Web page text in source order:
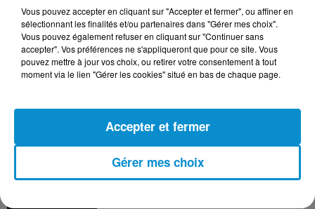
[La Matinale] Jamila Zeghoudi,
journaliste : "j’ai toujours...
[AVS] Les abeilles, un trésor pour notre
santé ! - Pr Henri Joyeux
Vous pouvez accepter en cliquant sur "Accepter et fermer", ou affiner en
sélectionnant les finalités et/ou partenaires dans "Gérer mes choix".
Vous pouvez également refuser en cliquant sur "Continuer sans
accepter". Vos préférences ne s'appliqueront que pour ce site. Vous
pouvez mettre à jour vos choix, ou retirer votre consentement à tout
moment via le lien "Gérer les cookies" situé en bas de chaque page.
Gérer mes choix
Accepter et fermer